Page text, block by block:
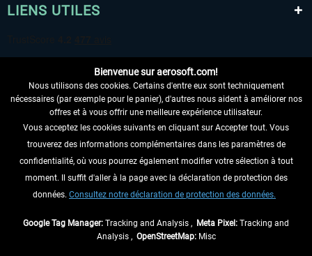
LIENS UTILES
RENONCER AU CONTRAT ICI
INFORMATIONS
NE MANQUEZ PAS LES DERNIÈRES
Bienvenue sur aerosoft.com!
Nous utilisons des cookies. Certains d'entre eux sont techniquement
nécessaires (par exemple pour le panier), d'autres nous aident à améliorer nos
offres et à vous offrir une meilleure expérience utilisateur.
Vous acceptez les cookies suivants en cliquant sur Accepter tout. Vous
trouverez des informations complémentaires dans les paramètres de
confidentialité, où vous pourrez également modifier votre sélection à tout
moment. Il suffit d'aller à la page avec la déclaration de protection des
données. Consultez notre déclaration de protection des données.
Google Tag Manager: Tracking and Analysis , Meta Pixel: Tracking and
Analysis , OpenStreetMap:Misc